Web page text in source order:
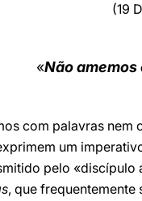
(19
«Não
com palavras
um
pelo
, que frequentemente